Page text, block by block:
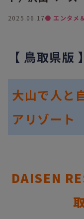
2025.06.17● エンタメ
【 鳥取県版
大山で人と
アリゾート
DAISEN